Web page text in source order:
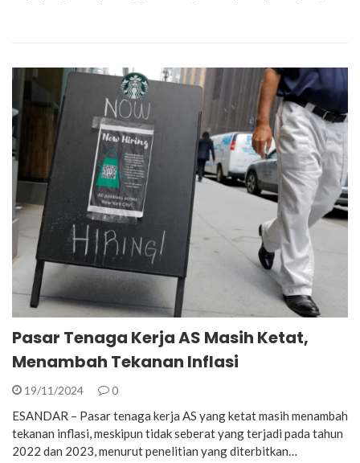
Pasar Tenaga Kerja AS Masih Ketat,
Menambah Tekanan Inflasi
19/11/2024 0
ESANDAR – Pasar tenaga kerja AS yang ketat masih menambah
tekanan inflasi, meskipun tidak seberat yang terjadi pada tahun
2022 dan 2023, menurut penelitian yang diterbitkan…